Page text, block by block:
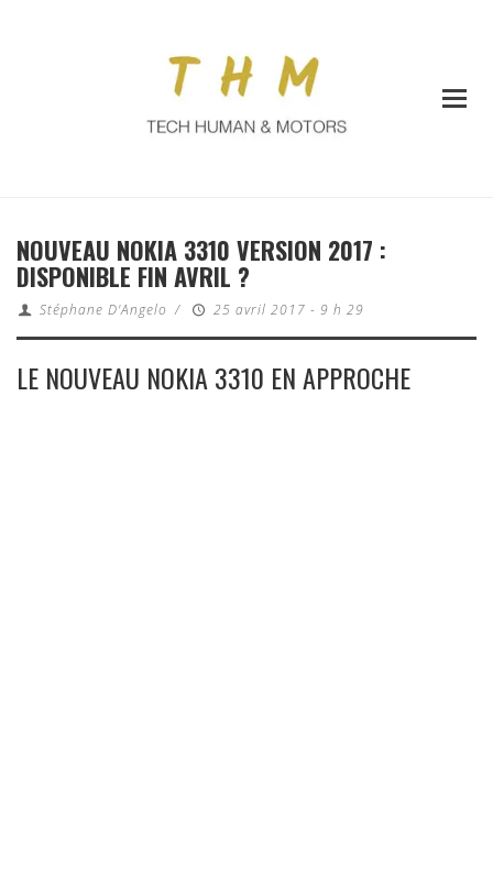
NOUVEAU NOKIA 3310 VERSION 2017 :
DISPONIBLE FIN AVRIL ?
Stéphane D'Angelo / 25 avril 2017 - 9 h 29
LE NOUVEAU NOKIA 3310 EN APPROCHE